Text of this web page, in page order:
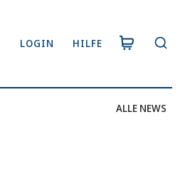
LOGIN HILFE
ALLE NEWS